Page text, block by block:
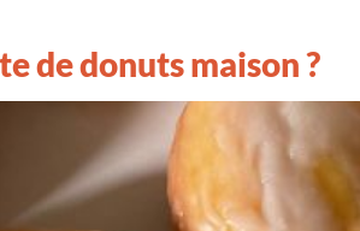
de donuts maison ?